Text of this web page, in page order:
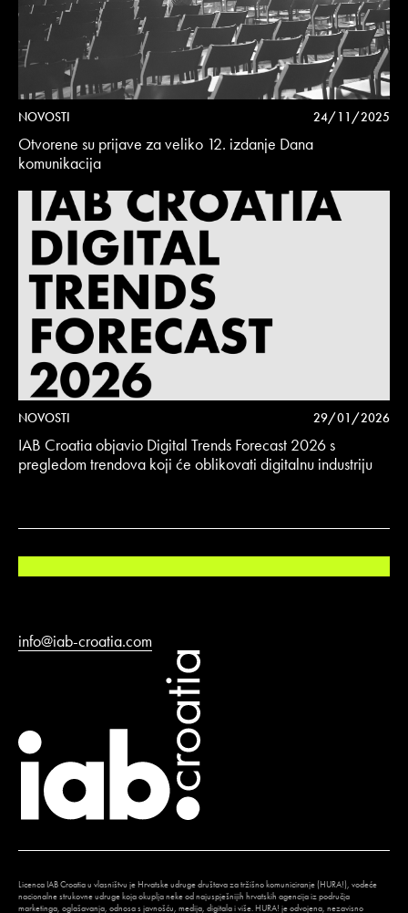
NOVOSTI 24/11/2025
Otvorene su prijave za veliko 12. izdanje Dana
komunikacija
NOVOSTI 29/01/2026
IAB Croatia objavio Digital Trends Forecast 2026 s
pregledom trendova koji će oblikovati digitalnu industriju
info@iab-croatia.com
Licenca IAB Croatia u vlasništvu je Hrvatske udruge društava za tržišno komuniciranje (HURA!), vodeće
nacionalne strukovne udruge koja okuplja neke od najuspješnijih hrvatskih agencija iz područja
marketinga, oglašavanja, odnosa s javnošću, medija, digitala i više. HURA! je odvojena, nezavisno